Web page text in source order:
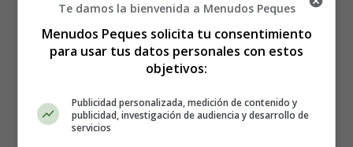
Teatro Guimerá
Se construyó en uno de los espacios urbanos que pasaron
a ser bienes públicos tras la desamortización. Fue erigido
santacrucera del siglo XIX y se instaló en los terrenos del
antiguo convento dominico. Los costes corrieron por
Te damos la bienvenida a Menudos Peques
Menudos Peques solicita tu consentimiento
para usar tus datos personales con estos
objetivos:
Publicidad personalizada, medición de contenido y
publicidad, investigación de audiencia y desarrollo de
servicios